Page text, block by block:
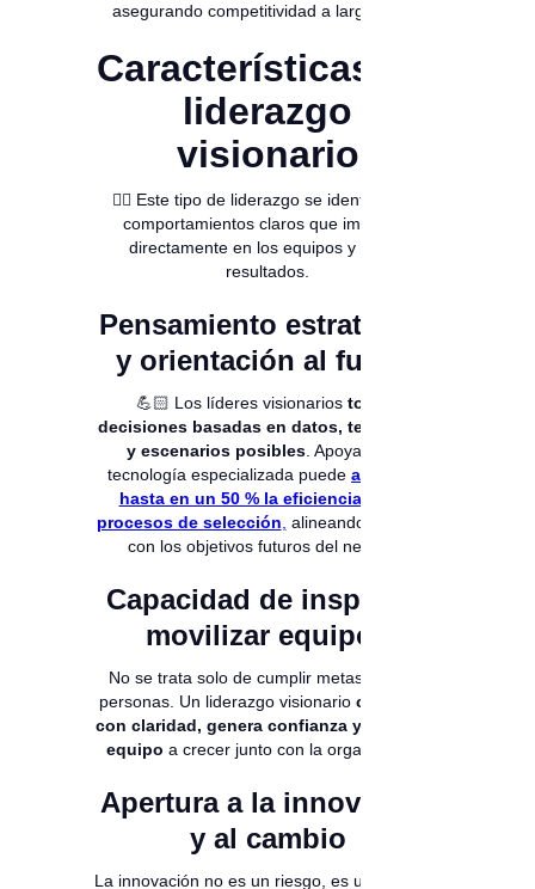
asegurando competitividad a largo plazo.
Características del
liderazgo
visionario
👉🏻 Este tipo de liderazgo se identifica por
comportamientos claros que impactan
directamente en los equipos y en los
resultados.
Pensamiento estratégico
y orientación al futuro
💪🏻 Los líderes visionarios toman
decisiones basadas en datos, tendencias
y escenarios posibles. Apoyarse en
tecnología especializada puede aumentar
hasta en un 50 % la eficiencia de los
procesos de selección alineando el talento
con los objetivos futuros del negocio.
Capacidad de inspirar y
movilizar equipos
No se trata solo de cumplir metas, sino de
personas. Un liderazgo visionario comunica
con claridad, genera confianza y motiva al
equipo a crecer junto con la organización.
Apertura a la innovación
y al cambio
La innovación no es un riesgo, es una ventaja